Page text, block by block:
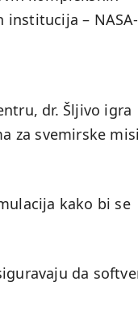
–
dr. Šljivo igra
za svemirske
kako bi se
da